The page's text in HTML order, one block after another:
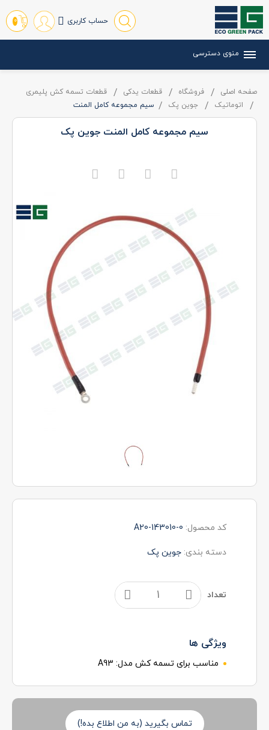
حساب کاربری 0
منوی دسترسی
صفحه اصلی فروشگاه قطعات یدکی
قطعات تسمه کش پلیمری
اتوماتیک
جوین پک سيم مجموعه کامل المنت
سيم مجموعه کامل المنت جوین پک
کد محصول: A20-143010-0
دسته بندی: جوین پک
تعداد
ویژگی ها
مناسب برای تسمه کش مدل: A93
تماس بگیرید (به من اطلاع بده!)